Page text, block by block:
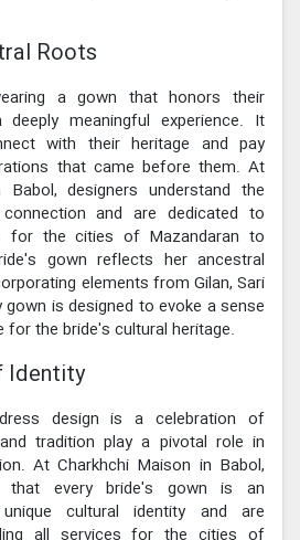
Roots
a gown that honors their
meaningful experience. It
with their heritage and pay
that came before them. At
designers understand the
and are dedicated to
for the cities of Mazandaran to
gown reflects her ancestral
elements from Gilan, Sari
is designed to evoke a sense
for the bride's cultural heritage.
Identity
design is a celebration of
tradition play a pivotal role in
At Charkhchi Maison in Babol,
that every bride's gown is an
cultural identity and are